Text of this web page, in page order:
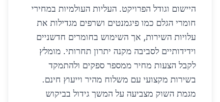
היישום וגודל הפרויקט. העליות העולמיות במחירי
חומרי הגלם כמו פיגמנטים ושרפים מגדילות את
עלויות השירות, אך השימוש בחומרים חדשניים
וידידותיים לסביבה מקנה יתרון תחרותי. מומלץ
לקבל הצעות מחיר ממספר ספקים ולהתמקד
בשירות מקצועי עם משלוח מהיר וייעוץ חינם.
מגמת השוק מצביעה על המשך גידול בביקוש